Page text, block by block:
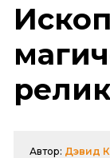
Автор: Дэвид